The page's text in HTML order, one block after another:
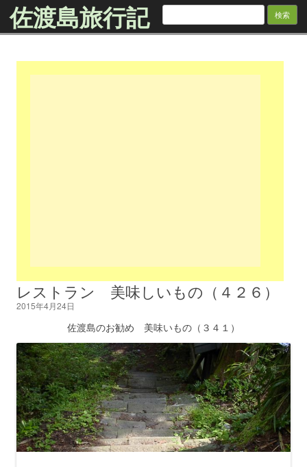
佐渡島旅行記 検
レストラン 美味しいもの（４２６）
2015年4月24日
佐渡島のお勧め 美味いもの（３４１）